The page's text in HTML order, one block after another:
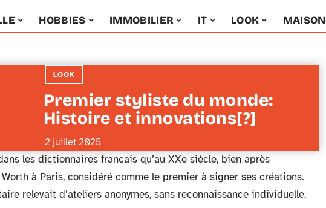
HOBBIES IMMOBILIER IT LOOK MAISON
LOOK
Premier styliste du monde:
Histoire et innovations[?]
2 juillet 2025
les dictionnaires français qu’au XXe siècle, bien après
à Paris, considéré comme le premier à signer ses créations.
relevait d’ateliers anonymes, sans reconnaissance individuelle.